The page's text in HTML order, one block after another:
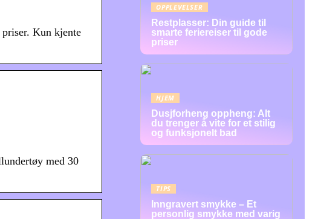
Kun kjente
med 30
OPPLEVELSER
Restplasser: Din guide til
smarte feriereiser til gode
priser
HJEM
Dusjforheng oppheng: Alt
du trenger å vite for et stilig
og funksjonelt bad
TIPS
Inngravert smykke – Et
personlig smykke med varig